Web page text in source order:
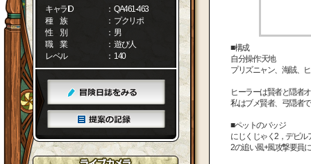
キャラID
： QA461-463
種 族
： プクリポ
性 別
： 男
職 業
： 遊び人
レベル
： 140
■構成
自分操作:天地
プリズニャン、海賊、
ヒーラーは賢者と隠者
私はブメ賢者、弓隠者
■ペットのバッジ
にじくじゃく2，デビル
2の追い風+風攻撃要員